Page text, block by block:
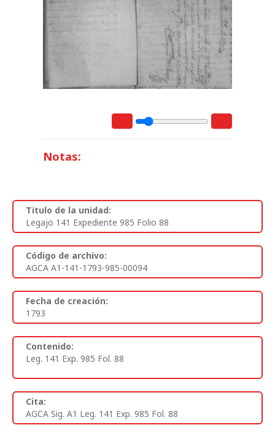
Notas:
Titulo de la unidad:
Legajo 141 Expediente 985 Folio 88
Código de archivo:
AGCA A1-141-1793-985-00094
Fecha de creación:
1793
Contenido:
Leg. 141 Exp. 985 Fol. 88
Cita:
AGCA Sig. A1 Leg. 141 Exp. 985 Fol. 88